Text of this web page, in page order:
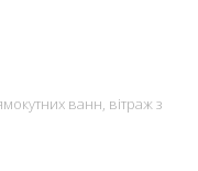
ванн, вітраж з